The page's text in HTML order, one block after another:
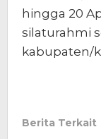
hingga 20
silaturahmi
kabupaten/
Berita Terkait